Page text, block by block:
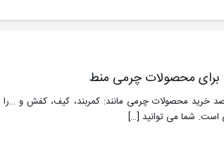
خرید محصولات چرمی مانند: کمربند، کیف، کفش و …را
است. شما می توانید […]